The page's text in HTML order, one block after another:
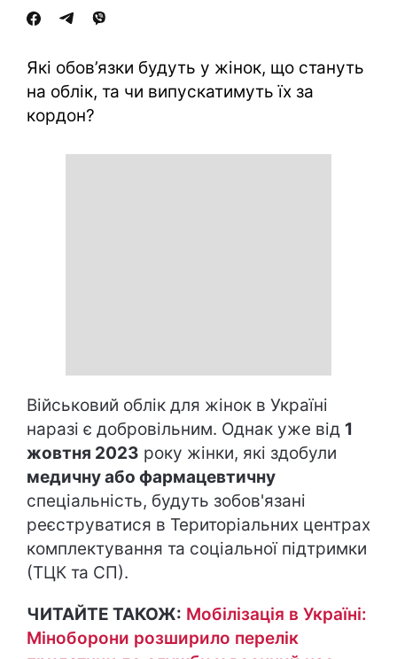
Які обов’язки будуть у жінок, що стануть
на облік, та чи випускатимуть їх за
кордон?
Військовий облік для жінок в Україні
наразі є добровільним. Однак уже від 1
жовтня 2023 року жінки, які здобули
медичну або фармацевтичну
спеціальність, будуть зобов'язані
реєструватися в Територіальних центрах
комплектування та соціальної підтримки
(ТЦК та СП).
ЧИТАЙТЕ ТАКОЖ: Мобілізація в Україні:
Міноборони розширило перелік